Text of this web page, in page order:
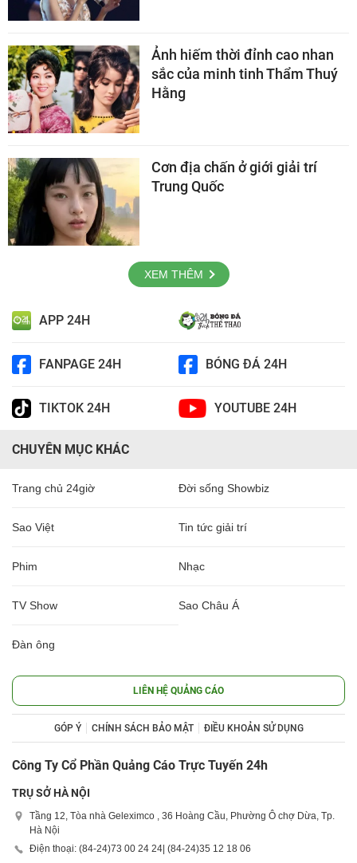
Ảnh hiếm thời đỉnh cao nhan
sắc của minh tinh Thẩm Thuý
Hằng
Cơn địa chấn ở giới giải trí
Trung Quốc
XEM THÊM
APP 24H
FANPAGE 24H BÓNG ĐÁ 24H
TIKTOK 24H YOUTUBE 24H
CHUYÊN MỤC KHÁC
Trang chủ 24giờ Đời sống Showbiz
Sao Việt Tin tức giải trí
Phim Nhạc
TV Show Sao Châu Á
Đàn ông
LIÊN HỆ QUẢNG CÁO
GÓP Ý CHÍNH SÁCH BẢO MẬT ĐIỀU KHOẢN SỬ DỤNG
Công Ty Cổ Phần Quảng Cáo Trực Tuyến 24h
TRỤ SỞ HÀ NỘI
Tầng 12, Tòa nhà Geleximco , 36 Hoàng Cầu, Phường Ô chợ Dừa, Tp.
Hà Nội
Điện thoại: (84-24)73 00 24 24| (84-24)35 12 18 06